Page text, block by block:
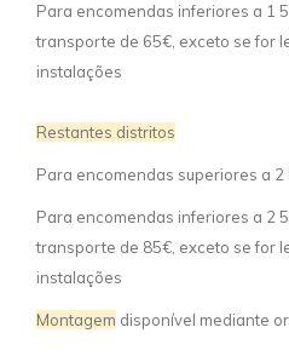
Para encomendas inferiores a 1
transporte de 65€, exceto se for
instalações
Restantes distritos
Para encomendas superiores a
Para encomendas inferiores a 2
transporte de 85€, exceto se for
instalações
Montagem disponível mediante